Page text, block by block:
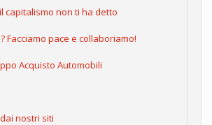
capitalismo non ti ha detto
Facciamo pace e collaboriamo!
Acquisto Automobili
nostri siti